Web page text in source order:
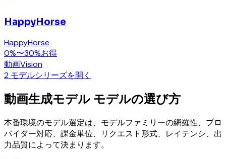
HappyHorse
HappyHorse
0%〜30%お得
動画Vision
2 モデルシリーズを開く
動画生成モデル モデルの選び方
本番環境のモデル選定は、モデルファミリーの網羅性、プロ
バイダー対応、課金単位、リクエスト形式、レイテンシ、出
力品質によって決まります。